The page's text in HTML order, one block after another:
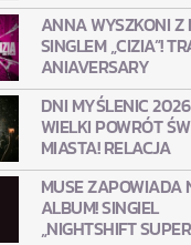
ANNA WYSZKONI Z
SINGLEM „CIZIA”!
ANIAVERSARY
DNI MYŚLENIC
WIELKI POWRÓT
MIASTA! RELACJA
MUSE ZAPOWIADA
ALBUM! SINGIEL
„NIGHTSHIFT